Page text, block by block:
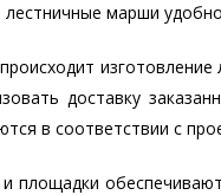
марши
доставку
в соответствии с
площадки